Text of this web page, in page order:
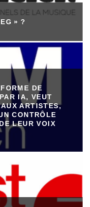
» ?
DE
IA, VEUT
ARTISTES,
CONTRÔLE
LEUR VOIX